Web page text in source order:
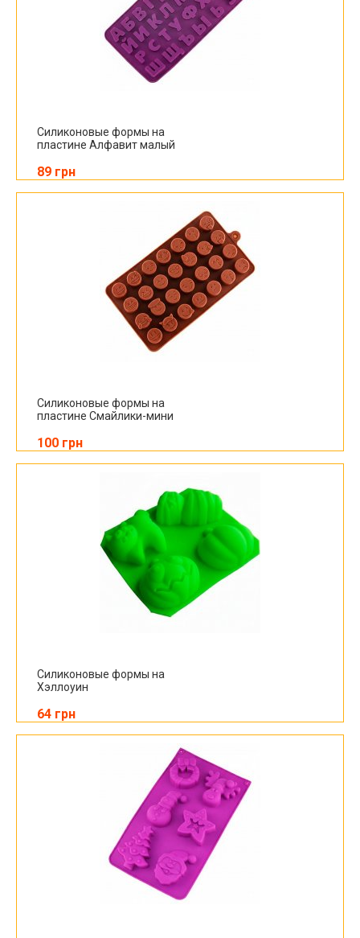
Силиконовые формы на
пластине Алфавит малый
89 грн
Силиконовые формы на
пластине Смайлики-мини
100 грн
Силиконовые формы на
Хэллоуин
64 грн